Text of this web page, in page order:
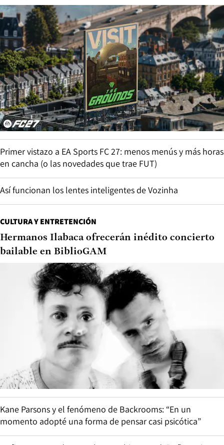
Primer vistazo a EA Sports FC 27: menos menús y más horas
en cancha (o las novedades que trae FUT)
Así funcionan los lentes inteligentes de Vozinha
CULTURA Y ENTRETENCIÓN
Hermanos Ilabaca ofrecerán inédito concierto
bailable en BiblioGAM
Kane Parsons y el fenómeno de Backrooms: “En un
momento adopté una forma de pensar casi psicótica”